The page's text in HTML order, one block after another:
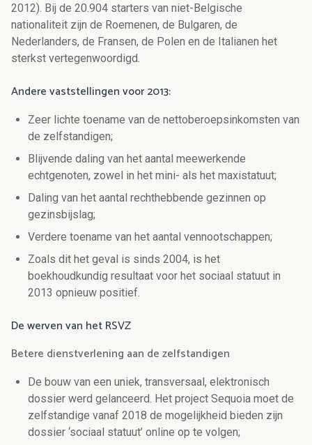
2012). Bij de 20.904 starters van niet-Belgische
nationaliteit zijn de Roemenen, de Bulgaren, de
Nederlanders, de Fransen, de Polen en de Italianen het
sterkst vertegenwoordigd.
Andere vaststellingen voor 2013:
Zeer lichte toename van de nettoberoepsinkomsten van
de zelfstandigen;
Blijvende daling van het aantal meewerkende
echtgenoten, zowel in het mini- als het maxistatuut;
Daling van het aantal rechthebbende gezinnen op
gezinsbijslag;
Verdere toename van het aantal vennootschappen;
Zoals dit het geval is sinds 2004, is het
boekhoudkundig resultaat voor het sociaal statuut in
2013 opnieuw positief.
De werven van het RSVZ
Betere dienstverlening aan de zelfstandigen
De bouw van een uniek, transversaal, elektronisch
dossier werd gelanceerd. Het project Sequoia moet de
zelfstandige vanaf 2018 de mogelijkheid bieden zijn
dossier ‘sociaal statuut’ online op te volgen;